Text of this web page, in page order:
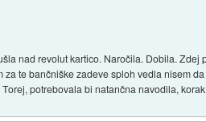
nad revolut kartico. Naročila. Dobila.
za te bančniške zadeve sploh vedla nisem
potrebovala bi natančna navodila,